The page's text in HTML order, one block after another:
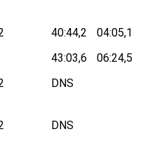
40:44,2 04:05,1
43:03,6 06:24,5
DNS
DNS